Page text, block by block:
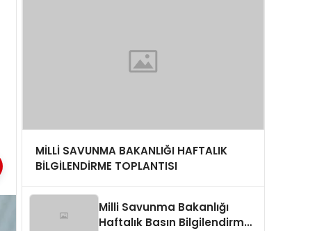
MİLLİ SAVUNMA BAKANLIĞI HAFTALIK
BİLGİLENDİRME TOPLANTISI
Milli Savunma Bakanlığı
Haftalık Basın Bilgilendirme